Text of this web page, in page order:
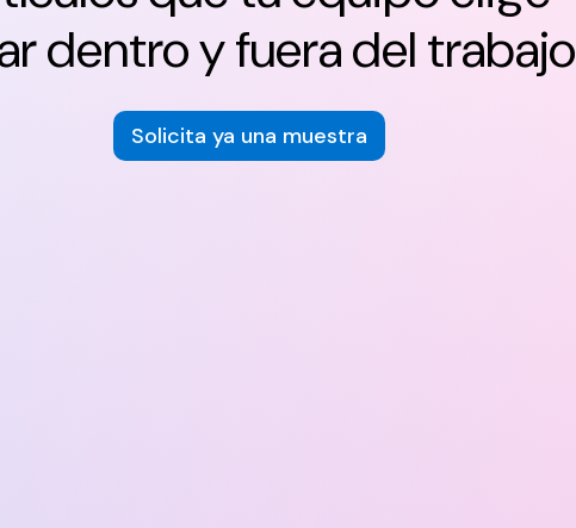
dentro y fuera del trabajo
Solicita ya una muestra